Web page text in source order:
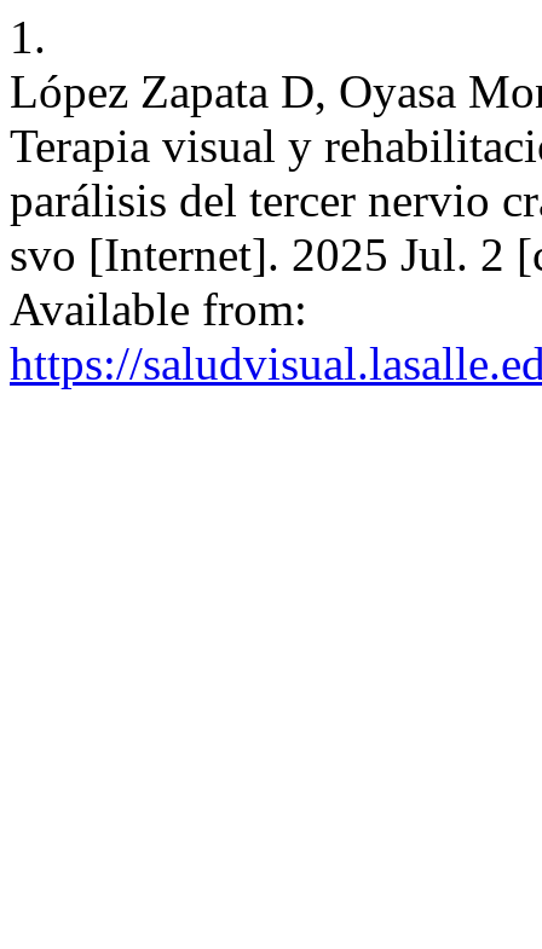
1.
López Zapata D, Oyasa
Terapia visual y
parálisis del tercer nervio
svo [Internet]. 2025 Jul. 2
Available from:
https://